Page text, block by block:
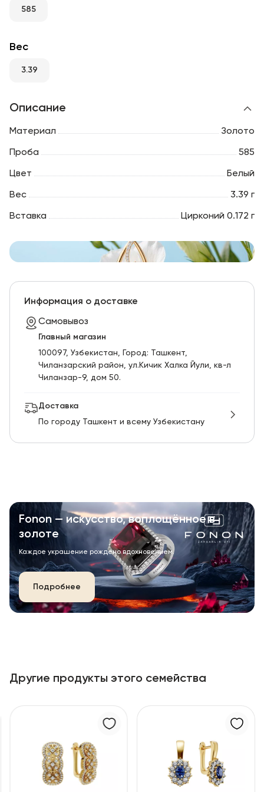
RU
585
Вес
3.39
Описание
Материал Золото
Проба 585
Цвет Белый
Вес 3.39 г
Вставка Цирконий 0.172 г
Информация о доставке
Самовывоз
Главный магазин
100097, Узбекистан, Город: Ташкент,
Чиланзарский pайон, ул.Кичик Халка Йули, кв-л
Чиланзар-9, дом 50.
Доставка
По городу Ташкент и всему Узбекистану
Fonon — искусство, воплощённое в
золоте
Каждое украшение рождено вдохновением.
Подробнее
Другие продукты этого семейства